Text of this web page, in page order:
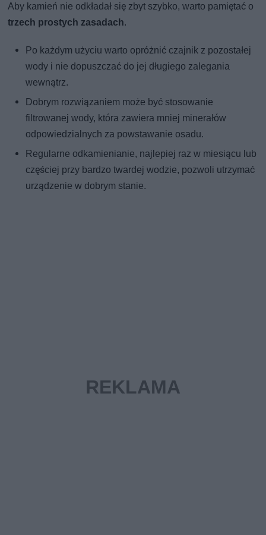
Aby kamień nie odkładał się zbyt szybko, warto pamiętać o
trzech prostych zasadach.
Po każdym użyciu warto opróżnić czajnik z pozostałej
wody i nie dopuszczać do jej długiego zalegania
wewnątrz.
Dobrym rozwiązaniem może być stosowanie
filtrowanej wody, która zawiera mniej minerałów
odpowiedzialnych za powstawanie osadu.
Regularne odkamienianie, najlepiej raz w miesiącu lub
częściej przy bardzo twardej wodzie, pozwoli utrzymać
urządzenie w dobrym stanie.